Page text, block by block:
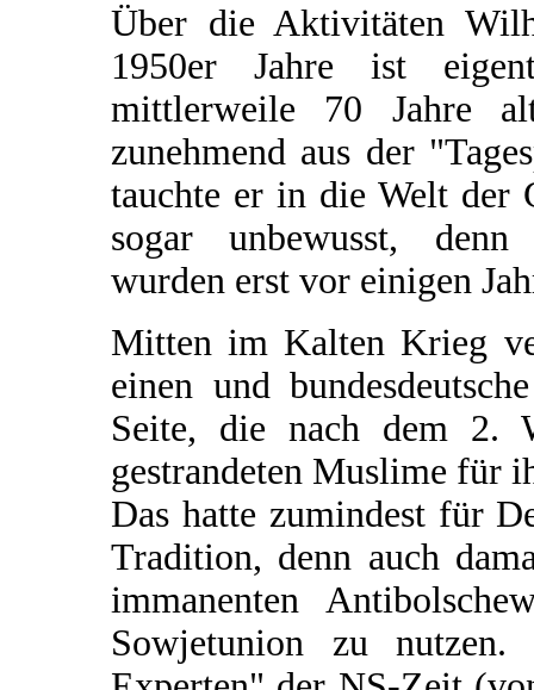
Über die Aktivitäten
1950er Jahre ist
mittlerweile 70 Jahre
zunehmend aus der
tauchte er in die Welt der
sogar unbewusst, denn
wurden erst vor einigen
Mitten im Kalten Krieg
einen und
Seite, die nach dem 2.
gestrandeten Muslime für
Das hatte zumindest für
Tradition, denn auch
immanenten
Sowjetunion zu